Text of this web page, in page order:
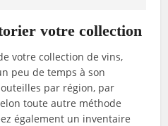
votre collection
votre collection de vins,
peu de temps à son
par région, par
toute autre méthode
également un inventaire